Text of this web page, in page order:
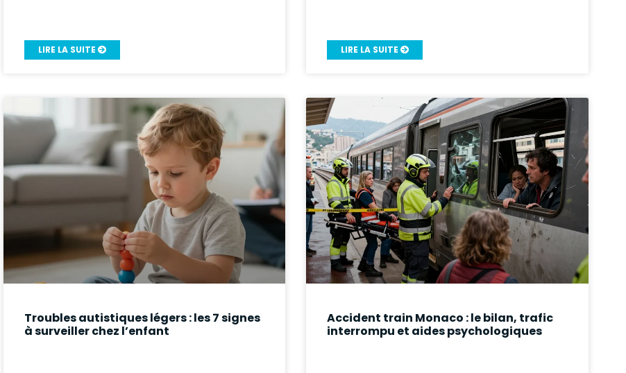
LIRE LA SUITE LIRE LA SUITE
Troubles autistiques légers : les 7 signes
à surveiller chez l’enfant
Accident train Monaco : le bilan, trafic
interrompu et aides psychologiques